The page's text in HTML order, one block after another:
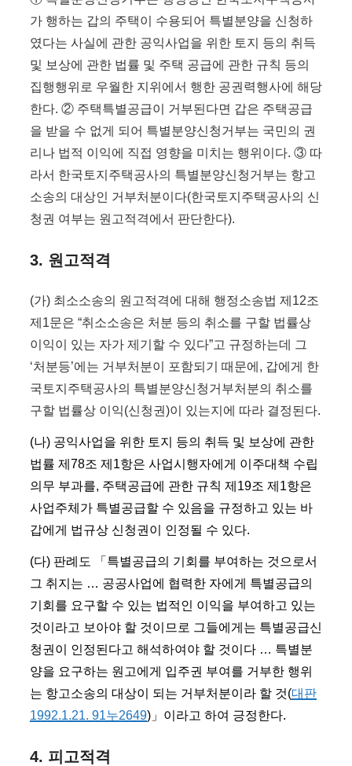
가 행하는 갑의 주택이 수용되어 특별분양을 신청하
였다는 사실에 관한 공익사업을 위한 토지 등의 취득
및 보상에 관한 법률 및 주택 공급에 관한 규칙 등의
집행행위로 우월한 지위에서 행한 공권력행사에 해당
한다. ② 주택특별공급이 거부된다면 갑은 주택공급
을 받을 수 없게 되어 특별분양신청거부는 국민의 권
리나 법적 이익에 직접 영향을 미치는 행위이다. ③ 따
라서 한국토지주택공사의 특별분양신청거부는 항고
소송의 대상인 거부처분이다(한국토지주택공사의 신
청권 여부는 원고적격에서 판단한다).
3. 원고적격
(가) 최소소송의 원고적격에 대해 행정소송법 제12조
제1문은 “취소소송은 처분 등의 취소를 구할 법률상
이익이 있는 자가 제기할 수 있다”고 규정하는데 그
‘처분등’에는 거부처분이 포함되기 때문에, 갑에게 한
국토지주택공사의 특별분양신청거부처분의 취소를
구할 법률상 이익(신청권)이 있는지에 따라 결정된다.
(나) 공익사업을 위한 토지 등의 취득 및 보상에 관한
법률 제78조 제1항은 사업시행자에게 이주대책 수립
의무 부과를, 주택공급에 관한 규칙 제19조 제1항은
사업주체가 특별공급할 수 있음을 규정하고 있는 바
갑에게 법규상 신청권이 인정될 수 있다.
(다) 판례도 「특별공급의 기회를 부여하는 것으로서
그 취지는 … 공공사업에 협력한 자에게 특별공급의
기회를 요구할 수 있는 법적인 이익을 부여하고 있는
것이라고 보아야 할 것이므로 그들에게는 특별공급신
청권이 인정된다고 해석하여야 할 것이다 … 특별분
양을 요구하는 원고에게 입주권 부여를 거부한 행위
는 항고소송의 대상이 되는 거부처분이라 할 것(대판
1992.1.21. 91누2649)」이라고 하여 긍정한다.
4. 피고적격